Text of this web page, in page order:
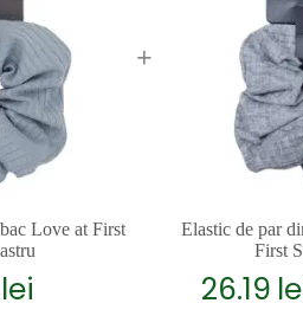
Love at First
lei
+
Elastic de par
First
26.19